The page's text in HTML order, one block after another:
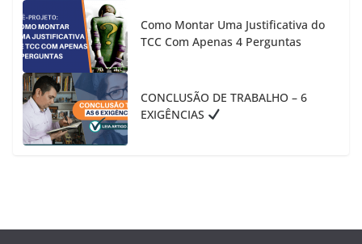
Como Montar Uma Justificativa do
TCC Com Apenas 4 Perguntas
CONCLUSÃO DE TRABALHO – 6
EXIGÊNCIAS